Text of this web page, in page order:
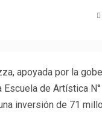
apoyada por la
de Artística
inversión de 71